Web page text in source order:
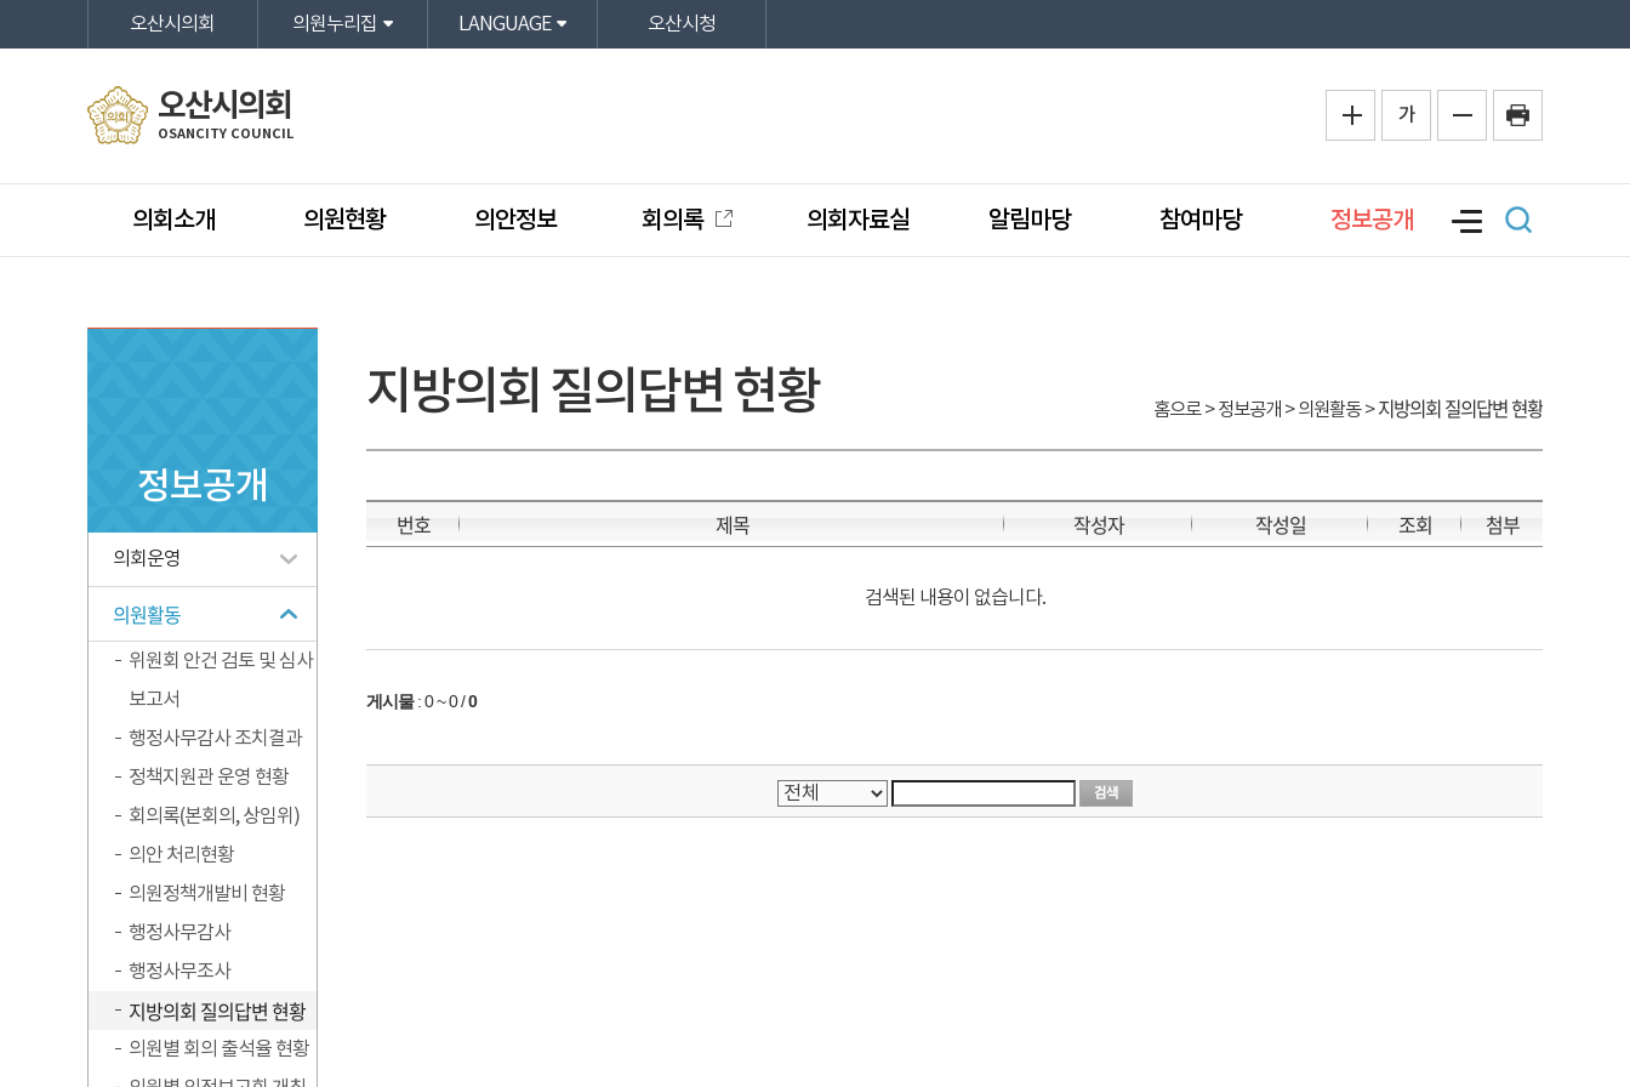
오산시의회 의원누리집 LANGUAGE 오산시청
오산시의회
OSANCITY COUNCIL
가
의회소개 의원현황 의안정보 회의록 의회자료실 알림마당 참여마당 정보공개
정보공개
의회운영
의원활동
위원회 안건 검토 및 심사
보고서
행정사무감사 조치결과
정책지원관 운영 현황
회의록(본회의, 상임위)
의안 처리현황
의원정책개발비 현황
행정사무감사
행정사무조사
지방의회 질의답변 현황
의원별 회의 출석율 현황
지방의회 질의답변 현황 홈으로> 정보공개 > 의원활동 >지방의회 질의답변 현황
번호 제목 작성자 작성일 조회 첨부
검색된 내용이 없습니다.
게시물:0 ~ 0/0